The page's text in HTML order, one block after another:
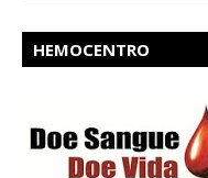
HEMOCENTRO